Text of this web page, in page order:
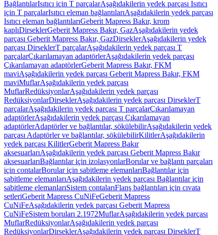
BağlantılarIsıtıcı için T parçalarAşağıdakilerin yedek parçası Isıtıcı
için T parçalarIsıtıcı eleman bağlantılarıAşağıdakilerin yedek parçası
Isıtıcı eleman bağlantılarıGeberit Mapress Bakır, krom
kaplıDirseklerGeberit Mapress Bakır, GazAşağıdakilerin yedek
parçası Geberit Mapress Bakır, GazDirseklerAşağıdakilerin yedek
parçası DirseklerT parçalarAşağıdakilerin yedek parçası T
parçalarÇıkarılamayan adaptörlerAşağıdakilerin yedek parçası
Çıkarılamayan adaptörlerGeberit Mapress Bakır, FKM
maviAşağıdakilerin yedek parçası Geberit Mapress Bakır, FKM
maviMuflarAşağıdakilerin yedek parçası
MuflarRedüksiyonlarAşağıdakilerin yedek parçası
RedüksiyonlarDirseklerAşağıdakilerin yedek parçası DirseklerT
parçalarAşağıdakilerin yedek parçası T parçalarÇıkarılamayan
adaptörlerAşağıdakilerin yedek parçası Çıkarılamayan
adaptörlerAdaptörler ve bağlantılar, sökülebilirAşağıdakilerin yedek
parçası Adaptörler ve bağlantılar, sökülebilirKilitlerAşağıdakilerin
yedek parçası KilitlerGeberit Mapress Bakır
aksesuarlarıAşağıdakilerin yedek parçası Geberit Mapress Bakır
aksesuarlarıBağlantılar için izolasyonlarBorular ve bağlantı parçaları
için contalarBorular için sabitleme elemanlarıBağlantılar için
sabitleme elemanlarıAşağıdakilerin yedek parçası Bağlantılar için
sabitleme elemanlarıSistem contalarıFlanş bağlantıları için cıvata
setleriGeberit Mapress CuNiFeGeberit Mapress
CuNiFeAşağıdakilerin yedek parçası Geberit Mapress
CuNiFeSistem boruları 2.1972MuflarAşağıdakilerin yedek parçası
MuflarRedüksiyonlarAşağıdakilerin yedek parçası
RedüksiyonlarDirseklerAşağıdakilerin yedek parçası DirseklerT